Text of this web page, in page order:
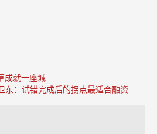
成就一座城
东：试错完成后的拐点最适合融资